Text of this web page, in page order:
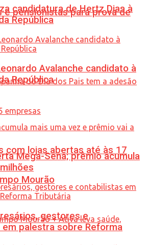
e pensionistas para prova de
com lojas abertas até às 17
Mourão
candidatura de Hertz Dias à
República
Avalanche candidato à
República
Mega-Sena; prêmio acumula
gestores e
palestra sobre Reforma